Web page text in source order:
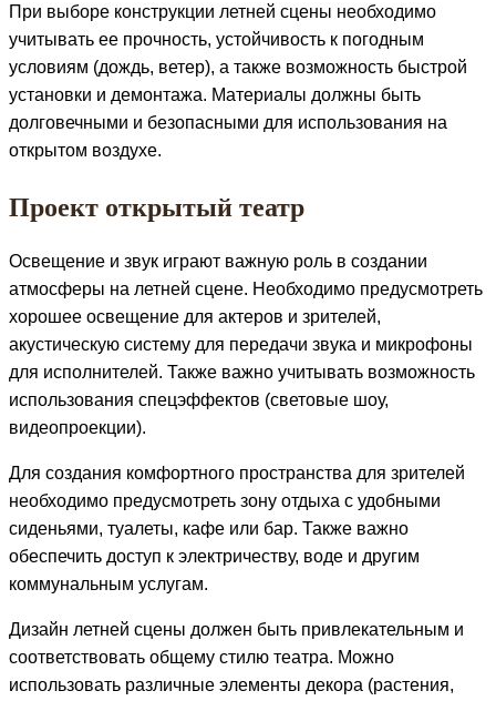
При выборе конструкции летней сцены необходимо
учитывать ее прочность, устойчивость к погодным
условиям (дождь, ветер), а также возможность быстрой
установки и демонтажа. Материалы должны быть
долговечными и безопасными для использования на
открытом воздухе.
Проект открытый театр
Освещение и звук играют важную роль в создании
атмосферы на летней сцене. Необходимо предусмотреть
хорошее освещение для актеров и зрителей,
акустическую систему для передачи звука и микрофоны
для исполнителей. Также важно учитывать возможность
использования спецэффектов (световые шоу,
видеопроекции).
Для создания комфортного пространства для зрителей
необходимо предусмотреть зону отдыха с удобными
сиденьями, туалеты, кафе или бар. Также важно
обеспечить доступ к электричеству, воде и другим
коммунальным услугам.
Дизайн летней сцены должен быть привлекательным и
соответствовать общему стилю театра. Можно
использовать различные элементы декора (растения,